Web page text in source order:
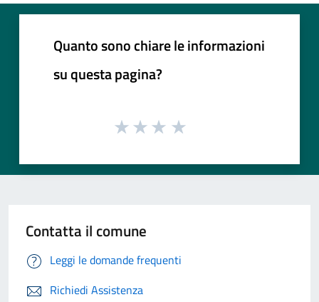
Quanto sono chiare le informazioni
su questa pagina?
Contatta il comune
Leggi le domande frequenti
Richiedi Assistenza